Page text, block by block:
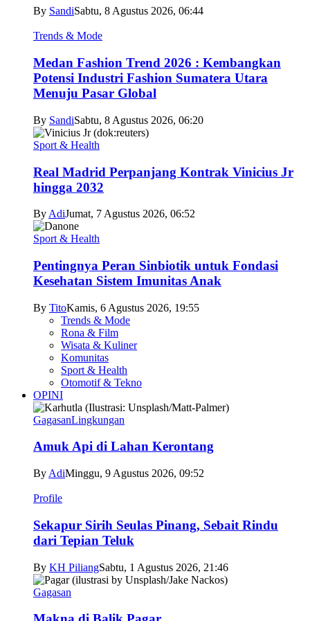
By SandiSabtu, 8 Agustus 2026, 06:44
Trends & Mode
Medan Fashion Trend 2026 : Kembangkan
Potensi Industri Fashion Sumatera Utara
Menuju Pasar Global
By SandiSabtu, 8 Agustus 2026, 06:20
Sport & Health
Real Madrid Perpanjang Kontrak Vinicius Jr
hingga 2032
By AdiJumat, 7 Agustus 2026, 06:52
Sport & Health
Pentingnya Peran Sinbiotik untuk Fondasi
Kesehatan Sistem Imunitas Anak
By TitoKamis, 6 Agustus 2026, 19:55
Trends & Mode
Rona & Film
Wisata & Kuliner
Komunitas
Sport & Health
Otomotif & Tekno
OPINI
GagasanLingkungan
Amuk Api di Lahan Kerontang
By AdiMinggu, 9 Agustus 2026, 09:52
Profile
Sekapur Sirih Seulas Pinang, Sebait Rindu
dari Tepian Teluk
By KH PiliangSabtu, 1 Agustus 2026, 21:46
Gagasan